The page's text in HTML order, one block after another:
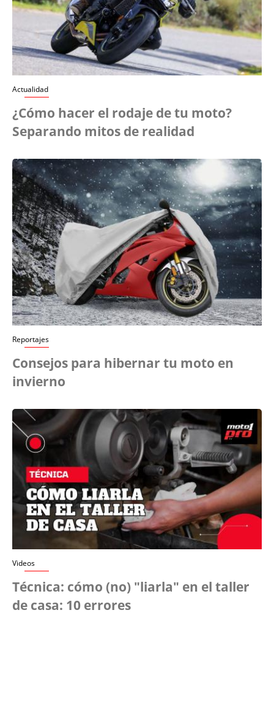
Actualidad
¿Cómo hacer el rodaje de tu moto?
Separando mitos de realidad
Reportajes
Consejos para hibernar tu moto en
invierno
Videos
Técnica: cómo (no) "liarla" en el taller
de casa: 10 errores